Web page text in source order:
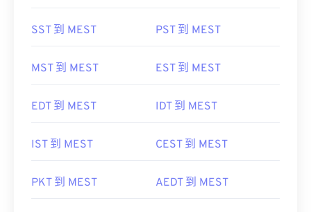
SST 到 MEST PST 到 MEST
MST 到 MEST EST 到 MEST
EDT 到 MEST IDT 到 MEST
IST 到 MEST CEST 到 MEST
PKT 到 MEST AEDT 到 MEST